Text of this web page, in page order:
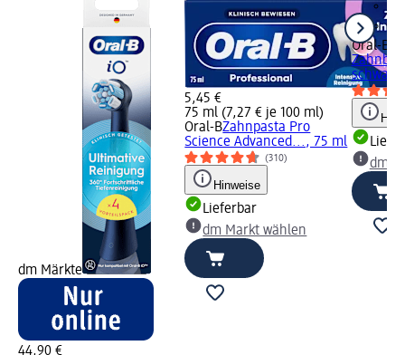
dm Märkte
44,90 €
5,45 €
75 ml (7,27 € je 100 ml)
Oral-BZahnpasta Pro
Science Advanced..., 75 ml
(310)
Hinweise
Lieferbar
dm Markt wählen
Oral-B
dm